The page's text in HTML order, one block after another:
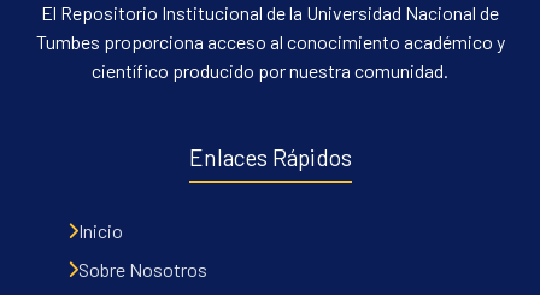
El Repositorio Institucional de la Universidad Nacional de
Tumbes proporciona acceso al conocimiento académico y
científico producido por nuestra comunidad.
Enlaces Rápidos
Inicio
Sobre Nosotros